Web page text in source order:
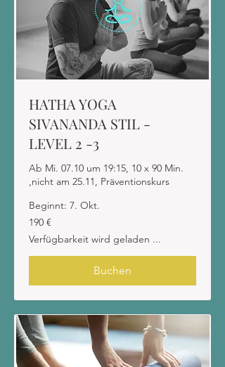
HATHA YOGA
SIVANANDA STIL -
LEVEL 2 -3
Ab Mi. 07.10 um 19:15, 10 x 90 Min.
,nicht am 25.11, Präventionskurs
Beginnt: 7. Okt.
190
Euro
190 €
Verfügbarkeit wird geladen ...
Buchen